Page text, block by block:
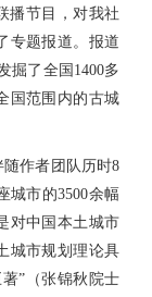
节目，对我社
专题报道。报道
掘了全国1400多
国范围内的古城
作者团队历时8
城市的3500余幅
对中国本土城市
城市规划理论具
”（张锦秋院士